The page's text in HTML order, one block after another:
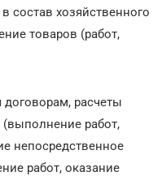
состав хозяйственного
товаров (работ,
расчеты
(выполнение работ,
непосредственное
работ, оказание